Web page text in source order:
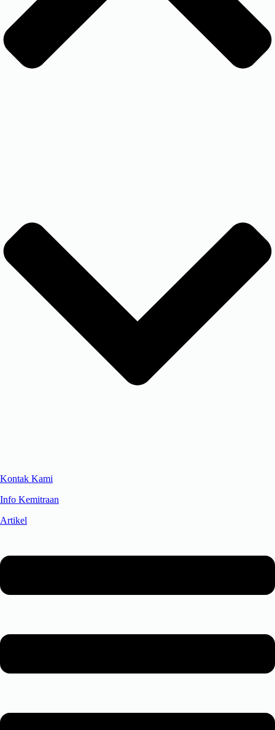
Kontak Kami
Info Kemitraan
Artikel